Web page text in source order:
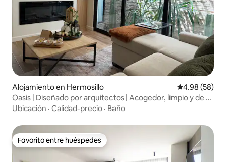
Alojamiento en Hermosillo Calificación
4.98 (58)
Oasis | Diseñado por arquitectos | Acogedor, limpio y de 5
estrellas
Ubicación · Calidad-precio · Baño
Favorito entre huéspedes
Favorito entre huéspedes